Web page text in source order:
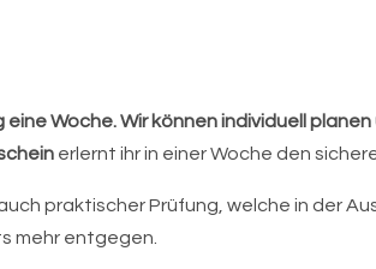
Woche. Wir können individuell
erlernt ihr in einer Woche den
praktischer Prüfung, welche in der
mehr entgegen.